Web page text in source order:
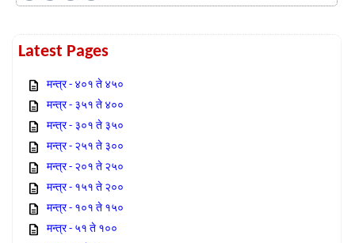
Latest Pages
मन्त्र - ४०१ ते ४५०
मन्त्र - ३५१ ते ४००
मन्त्र - ३०१ ते ३५०
मन्त्र - २५१ ते ३००
मन्त्र - २०१ ते २५०
मन्त्र - १५१ ते २००
मन्त्र - १०१ ते १५०
मन्त्र - ५१ ते १००